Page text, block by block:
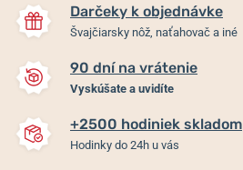
Darčeky k objednávke
Švajčiarsky nôž, naťahovač a iné
90 dní na vrátenie
Vyskúšate a uvidíte
+2500 hodiniek skladom
Hodinky do 24h u vás